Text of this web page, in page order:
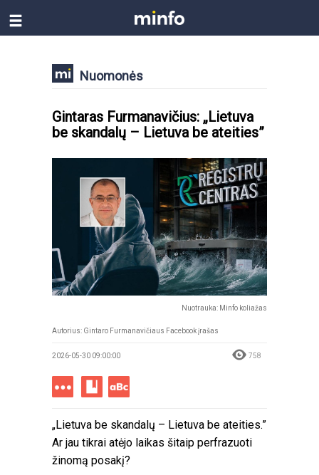
Nuomonės
Gintaras Furmanavičius: „Lietuva
be skandalų – Lietuva be ateities”
Nuotrauka: Minfo koliažas
Autorius: Gintaro Furmanavičiaus Facebook įrašas
2026-05-30 09:00:00 758
„Lietuva be skandalų – Lietuva be ateities.”
Ar jau tikrai atėjo laikas šitaip perfrazuoti
žinomą posakį?